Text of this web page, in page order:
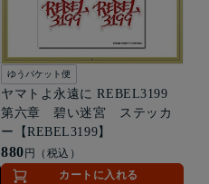
ゆうパケット便
ヤマトよ永遠に REBEL3199
第六章 碧い迷宮 ステッカ
ー【REBEL3199】
880円（税込）
カートに入れる